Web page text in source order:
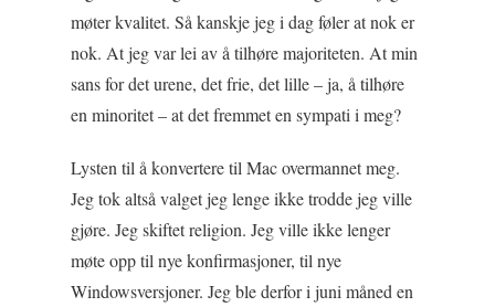
møter kvalitet. Så kanskje jeg i dag føler at nok er
nok. At jeg var lei av å tilhøre majoriteten. At min
sans for det urene, det frie, det lille – ja, å tilhøre
en minoritet – at det fremmet en sympati i meg?
Lysten til å konvertere til Mac overmannet meg.
Jeg tok altså valget jeg lenge ikke trodde jeg ville
gjøre. Jeg skiftet religion. Jeg ville ikke lenger
møte opp til nye konfirmasjoner, til nye
Windowsversjoner. Jeg ble derfor i juni måned en